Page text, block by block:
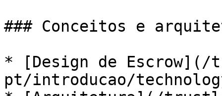
### Conceitos e
* [Design de Escrow](/
pt/introducao/